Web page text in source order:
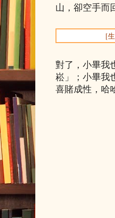
山，卻空手而
[
對了，小畢我
崧」；小畢我
喜賭成性，哈